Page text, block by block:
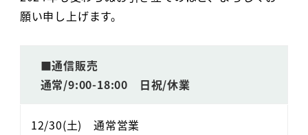
願い申し上げます。
■通信販売
通常/9:00-18:00 日祝/休業
12/30(土) 通常営業